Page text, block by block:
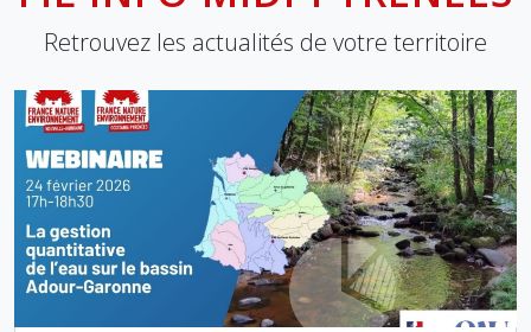
Retrouvez les actualités de votre territoire